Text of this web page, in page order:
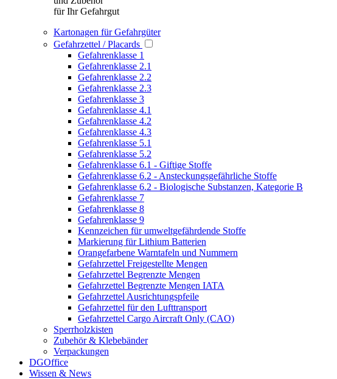
für Ihr Gefahrgut
Kartonagen für Gefahrgüter
Gefahrzettel / Placards
Gefahrenklasse 1
Gefahrenklasse 2.1
Gefahrenklasse 2.2
Gefahrenklasse 2.3
Gefahrenklasse 3
Gefahrenklasse 4.1
Gefahrenklasse 4.2
Gefahrenklasse 4.3
Gefahrenklasse 5.1
Gefahrenklasse 5.2
Gefahrenklasse 6.1 - Giftige Stoffe
Gefahrenklasse 6.2 - Ansteckungsgefährliche Stoffe
Gefahrenklasse 6.2 - Biologische Substanzen, Kategorie B
Gefahrenklasse 7
Gefahrenklasse 8
Gefahrenklasse 9
Kennzeichen für umweltgefährdende Stoffe
Markierung für Lithium Batterien
Orangefarbene Warntafeln und Nummern
Gefahrzettel Freigestellte Mengen
Gefahrzettel Begrenzte Mengen
Gefahrzettel Begrenzte Mengen IATA
Gefahrzettel Ausrichtungspfeile
Gefahrzettel für den Lufttransport
Gefahrzettel Cargo Aircraft Only (CAO)
Sperrholzkisten
Zubehör & Klebebänder
Verpackungen
DGOffice
Wissen & News